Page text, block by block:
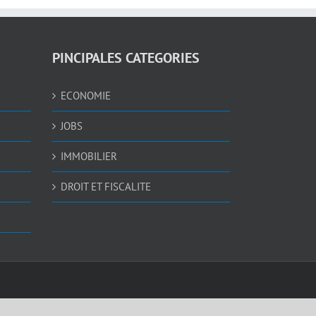
PINCIPALES CATEGORIES
ECONOMIE
JOBS
IMMOBILIER
DROIT ET FISCALITE